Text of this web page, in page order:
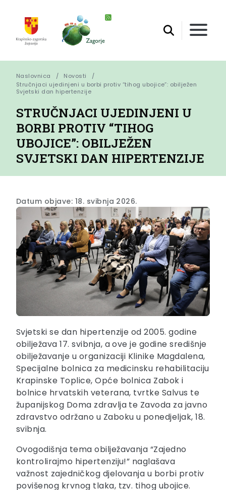
Naslovnica
Novosti
Stručnjaci ujedinjeni u borbi protiv “tihog ubojice”: obilježen
Svjetski dan hipertenzije
STRUČNJACI UJEDINJENI U
BORBI PROTIV “TIHOG
UBOJICE”: OBILJEŽEN
SVJETSKI DAN HIPERTENZIJE
Datum objave: 18. svibnja 2026.
Svjetski se dan hipertenzije od 2005. godine
obilježava 17. svibnja, a ove je godine središnje
obilježavanje u organizaciji Klinike Magdalena,
Specijalne bolnica za medicinsku rehabilitaciju
Krapinske Toplice, Opće bolnica Zabok i
bolnice hrvatskih veterana, tvrtke Salvus te
županijskog Doma zdravlja te Zavoda za javno
zdravstvo održano u Zaboku u ponedjeljak, 18.
svibnja.
Ovogodišnja tema obilježavanja “Zajedno
kontrolirajmo hipertenziju!” naglašava
važnost zajedničkog djelovanja u borbi protiv
povišenog krvnog tlaka, tzv. tihog ubojice.